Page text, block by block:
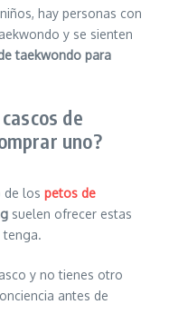
hay personas con
y se sienten
taekwondo para
de
uno?
de los petos de
suelen ofrecer estas
tenga.
y no tienes otro
antes de